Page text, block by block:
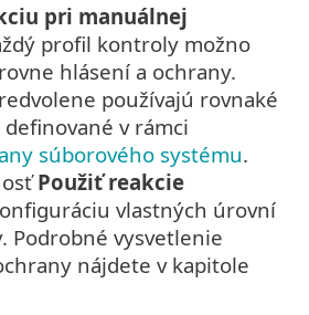
pri manuálnej
profil kontroly možno
hlásení a ochrany.
používajú rovnaké
v rámci
súborového systému.
Použiť reakcie
vlastných úrovní
Podrobné vysvetlenie
nájdete v kapitole